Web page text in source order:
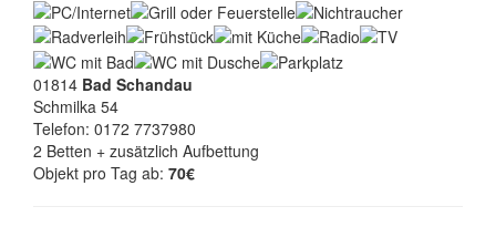
01814 Bad Schandau
Schmilka 54
Telefon: 0172 7737980
2 Betten + zusätzlich Aufbettung
Objekt pro Tag ab: 70€